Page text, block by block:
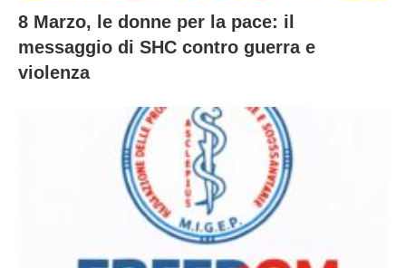
8 Marzo, le donne per la pace: il
messaggio di SHC contro guerra e
violenza